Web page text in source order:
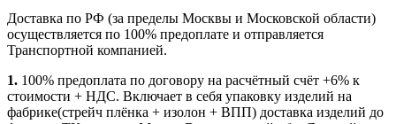
Доставка по РФ (за пределы Москвы и Московской области)
осуществляется по 100% предоплате и отправляется
Транспортной компанией.
1. 100% предоплата по договору на расчётный счёт +6% к
стоимости + НДС. Включает в себя упаковку изделий на
фабрике(стрейч плёнка + изолон + ВПП) доставка изделий до